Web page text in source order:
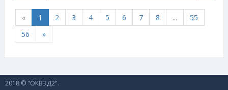
« 1 2 3 4 5 6 7 8 ...
55
56
»
2018 © "ОКВЭД2".